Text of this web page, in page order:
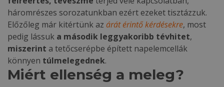
háromrészes sorozatunkban ezért ezeket tisztázzuk.
Előzőleg már kitértünk az árát érintő kérdésekre, most
pedig lássuk a második leggyakoribb tévhitet,
miszerint a tetőcserépbe épített napelemcellák
könnyen túlmelegednek.
Miért ellenség a meleg?